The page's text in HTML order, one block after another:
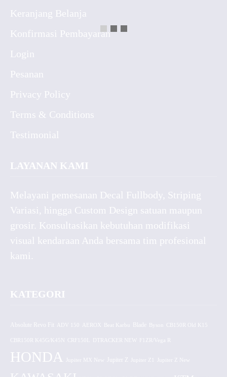
Keranjang Belanja
Konfirmasi Pembayaran
Login
Pesanan
Privacy Policy
Terms & Conditions
Testimonial
LAYANAN KAMI
Melayani pemesanan Decal Fullbody, Striping
Variasi, hingga Custom Design satuan maupun
grosir. Konsultasikan kebutuhan modifikasi
visual kendaraan Anda bersama tim profesional
kami.
KATEGORI
Absolute Revo Fit ADV 150 AEROX CB150R Old K15
CBR150R K45G/K45N CRF150L DTRACKER NEW F1ZR/Vega R
HONDA Jupiter MX New Jupiter Z